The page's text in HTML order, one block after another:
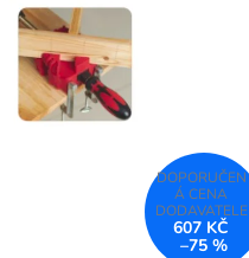
607 KČ
–75 %